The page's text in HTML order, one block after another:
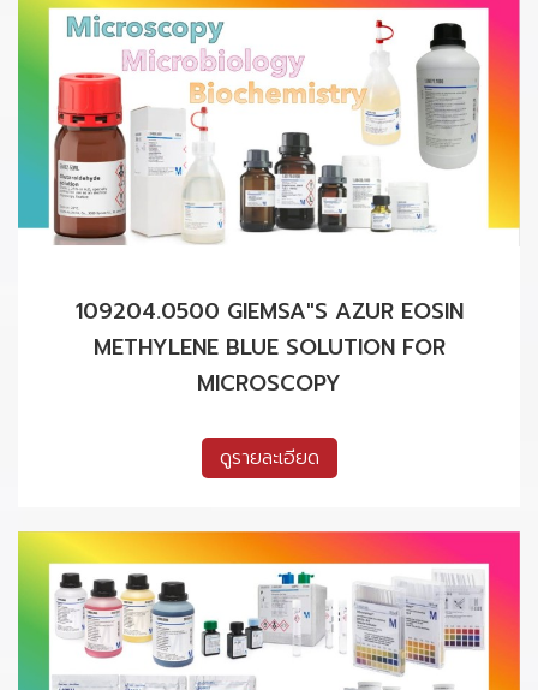
109204.0500 GIEMSA"S AZUR EOSIN
METHYLENE BLUE SOLUTION FOR
MICROSCOPY
ดูรายละเอียด